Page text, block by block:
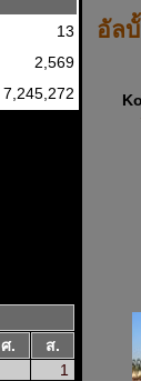
13
2,569
7,245,272
ศ.
ส.
1
อัล